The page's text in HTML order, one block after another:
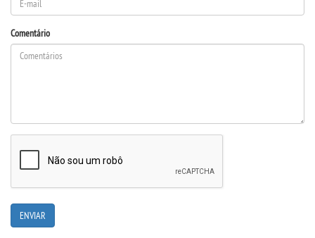
Comentário